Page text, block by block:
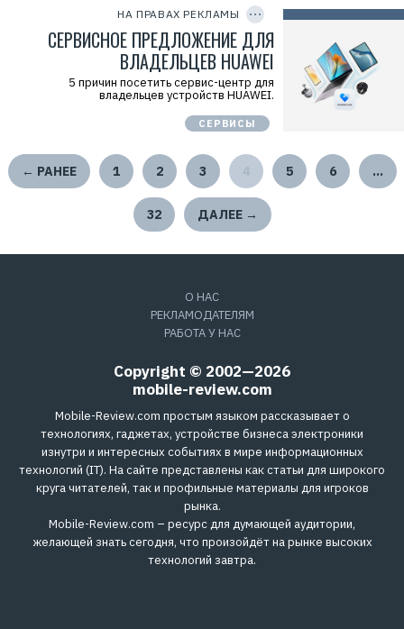
НА ПРАВАХ РЕКЛАМЫ
:
О
О
О
«
Т
е
к
о
и
я
Х
7
1
4
1
8
6
8
4
Y
I
D
СЕРВИСНОЕ ПРЕДЛОЖЕНИЕ ДЛЯ
ВЛАДЕЛЬЦЕВ HUAWEI
5 причин посетить сервис-центр для
владельцев устройств HUAWEI.
СЕРВИСЫ
← РАНЕЕ 1 2 3 5 6 …
32 ДАЛЕЕ →
О НАС
РЕКЛАМОДАТЕЛЯМ
РАБОТА У НАС
Copyright © 2002—2026
mobile-review.com
Mobile-Review.com простым языком рассказывает о
технологиях, гаджетах, устройстве бизнеса электроники
изнутри и интересных событиях в мире информационных
технологий (IT). На сайте представлены как статьи для широкого
круга читателей, так и профильные материалы для игроков
рынка.
Mobile-Review.com – ресурс для думающей аудитории,
желающей знать сегодня, что произойдёт на рынке высоких
технологий завтра.